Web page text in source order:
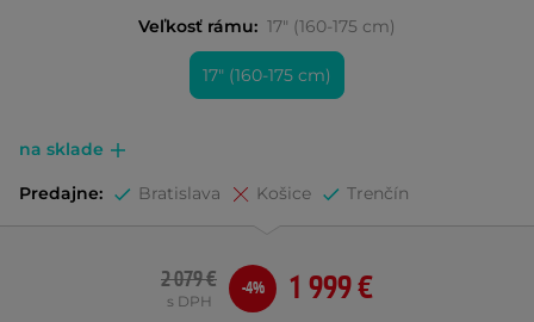
Veľkosť rámu: 17" (160-175 cm)
17" (160-175 cm)
na sklade
Predajne: Bratislava Košice Trenčín
1 999 €
2 079 €
s DPH
-4%